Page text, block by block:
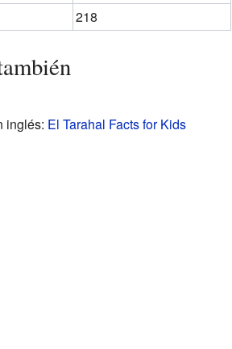
218
inglés: El Tarahal Facts for Kids